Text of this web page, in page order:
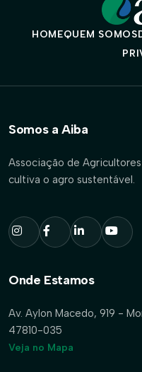
HOMEQUEM SOMOS
Somos a Aiba
Associação de
cultiva o agro sustentável.
Onde Estamos
Av. Aylon Macedo, 919 -
47810-035
Veja no Mapa